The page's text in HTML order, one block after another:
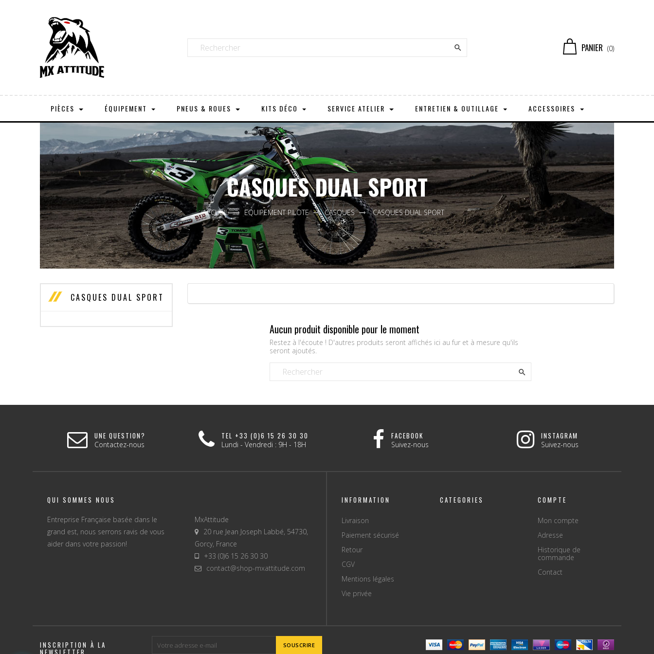
 PANIER (0)
PIÈCES ÉQUIPEMENT PNEUS & ROUES KITS DÉCO SERVICE ATELIER ENTRETIEN & OUTILLAGE ACCESSOIRES
CASQUES DUAL SPORT
ACCUEIL EQUIPEMENT PILOTE CASQUES CASQUES DUAL SPORT
CASQUES DUAL SPORT
Aucun produit disponible pour le moment
Restez à l'écoute ! D'autres produits seront affichés ici au fur et à mesure qu'ils
seront ajoutés.

UNE QUESTION?
Contactez-nous
TEL +33 (0)6 15 26 30 30
Lundi - Vendredi : 9H - 18H
FACEBOOK
Suivez-nous
INSTAGRAM
Suivez-nous
QUI SOMMES NOUS
Entreprise Française basée dans le
grand est, nous serrons ravis de vous
aider dans votre passion!
MxAttitude
20 rue Jean Joseph Labbé, 54730,
Gorcy, France
+33 (0)6 15 26 30 30
contact@shop-mxattitude.com
INFORMATION
Livraison
Paiement sécurisé
Retour
CGV
Mentions légales
Vie privée
CATEGORIES COMPTE
Mon compte
Adresse
Historique de
commande
Contact
INSCRIPTION À LA
NEWSLETTER
SOUSCRIRE